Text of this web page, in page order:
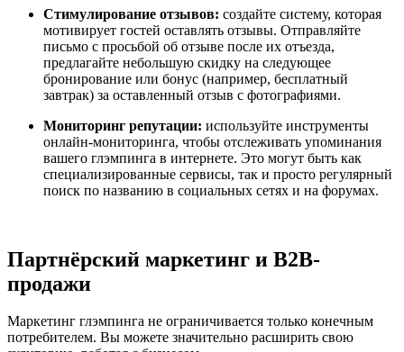
Стимулирование отзывов: создайте систему, которая
мотивирует гостей оставлять отзывы. Отправляйте
письмо с просьбой об отзыве после их отъезда,
предлагайте небольшую скидку на следующее
бронирование или бонус (например, бесплатный
завтрак) за оставленный отзыв с фотографиями.
Мониторинг репутации: используйте инструменты
онлайн-мониторинга, чтобы отслеживать упоминания
вашего глэмпинга в интернете. Это могут быть как
специализированные сервисы, так и просто регулярный
поиск по названию в социальных сетях и на форумах.
Партнёрский маркетинг и B2B-
продажи
Маркетинг глэмпинга не ограничивается только конечным
потребителем. Вы можете значительно расширить свою